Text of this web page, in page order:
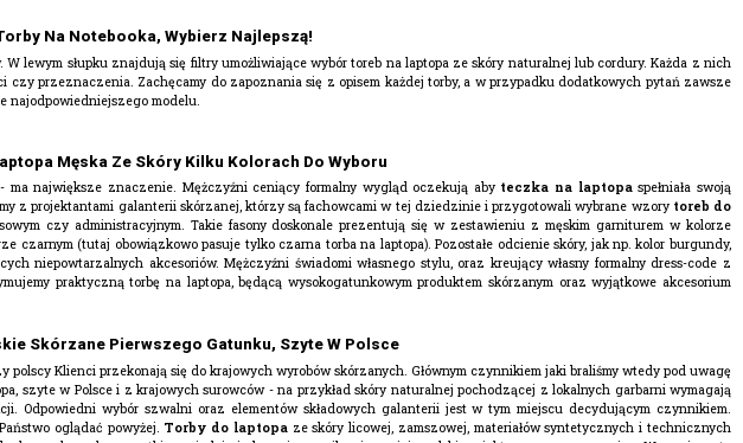
Na Notebooka, Wybierz Najlepszą!
lewym słupku znajdują się filtry umożliwiające wybór toreb na laptopa ze skóry naturalnej lub cordury. Każda z nich
czy przeznaczenia. Zachęcamy do zapoznania się z opisem każdej torby, a w przypadku dodatkowych pytań zawsze
najodpowiedniejszego modelu.
Męska Ze Skóry Kilku Kolorach Do Wyboru
największe znaczenie. Mężczyźni ceniący formalny wygląd oczekują aby teczka na laptopaspełniała swoją
z projektantami galanterii skórzanej, którzy są fachowcami w tej dziedzinie i przygotowali wybrane wzorytoreb do
czy administracyjnym. Takie fasony doskonale prezentują się w zestawieniu z męskim garniturem w kolorze
czarnym (tutaj obowiązkowo pasuje tylko czarna torba na laptopa). Pozostałe odcienie skóry, jak np. kolor burgundy,
niepowtarzalnych akcesoriów. Mężczyźni świadomi własnego stylu, oraz kreujący własny formalny dress-code z
praktyczną torbę na laptopa, będącą wysokogatunkowym produktem skórzanym oraz wyjątkowe akcesorium
Skórzane Pierwszego Gatunku, Szyte W Polsce
polscy Klienci przekonają się do krajowych wyrobów skórzanych. Głównym czynnikiem jaki braliśmy wtedy pod uwagę
szyte w Polsce i z krajowych surowców - na przykład skóry naturalnej pochodzącej z lokalnych garbarni wymagają
Odpowiedni wybór szwalni oraz elementów składowych galanterii jest w tym miejscu decydującym czynnikiem.
oglądać powyżej. Torby do laptopaze skóry licowej, zamszowej, materiałów syntetycznych i technicznych